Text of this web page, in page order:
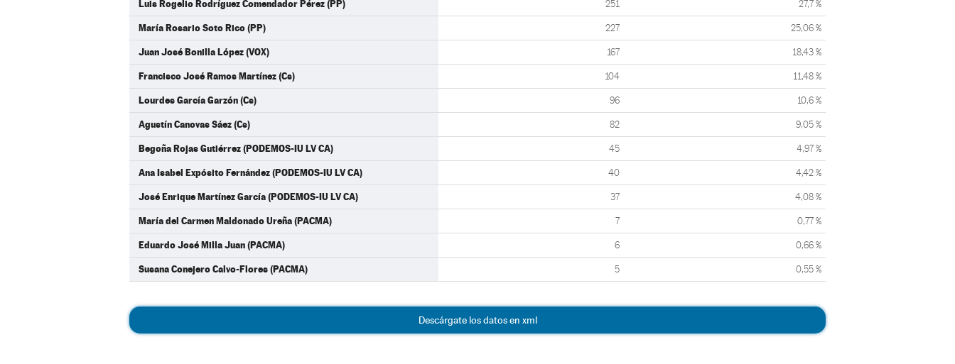
Luis Rogelio Rodríguez Comendador Pérez (PP) 251 27,7 %
María Rosario Soto Rico (PP) 227 25,06 %
Juan José Bonilla López (VOX) 167 18,43 %
Francisco José Ramos Martínez (Cs) 104 11,48 %
Lourdes García Garzón (Cs) 96 10,6 %
Agustín Canovas Sáez (Cs) 82 9,05 %
Begoña Rojas Gutiérrez (PODEMOS-IU LV CA) 45 4,97 %
Ana Isabel Expósito Fernández (PODEMOS-IU LV CA) 40 4,42 %
José Enrique Martínez García (PODEMOS-IU LV CA) 37 4,08 %
María del Carmen Maldonado Ureña (PACMA) 7 0,77 %
Eduardo José Milla Juan (PACMA) 6 0,66 %
Susana Conejero Calvo-Flores (PACMA) 5 0,55 %
Descárgate los datos en xml